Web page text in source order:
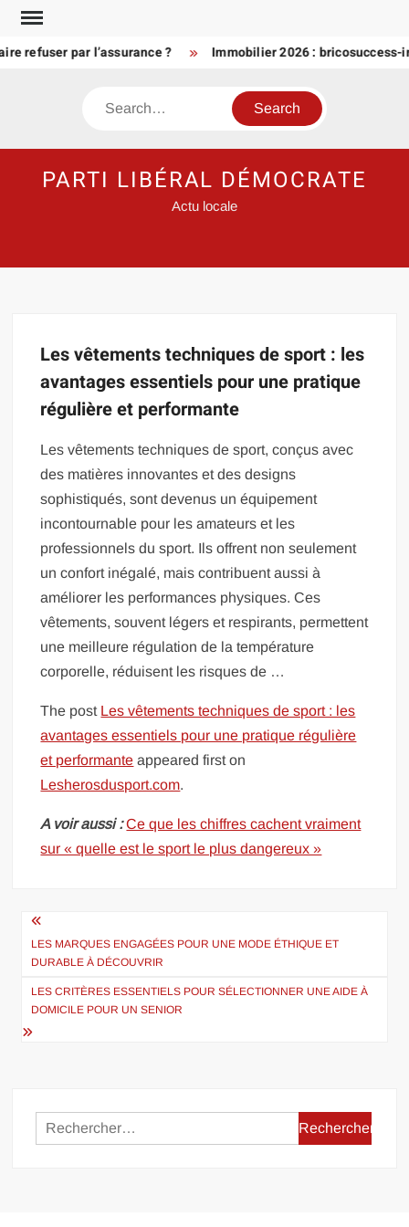
Skip
content
refuser par l’assurance ? Immobilier 2026 :
Search
PARTI LIBÉRAL DÉMOCRATE
Actu locale
Les vêtements techniques de sport : les
avantages essentiels pour une pratique
régulière et performante
Les vêtements techniques de sport, conçus avec
des matières innovantes et des designs
sophistiqués, sont devenus un équipement
incontournable pour les amateurs et les
professionnels du sport. Ils offrent non seulement
un confort inégalé, mais contribuent aussi à
améliorer les performances physiques. Ces
vêtements, souvent légers et respirants, permettent
une meilleure régulation de la température
corporelle, réduisent les risques de …
The post Les vêtements techniques de sport : les
avantages essentiels pour une pratique régulière
et performante appeared first on
Lesherosdusport.com.
A voir aussi : Ce que les chiffres cachent vraiment
sur « quelle est le sport le plus dangereux »
Navigation
de
l’article
LES MARQUES ENGAGÉES POUR UNE MODE ÉTHIQUE ET
DURABLE À DÉCOUVRIR
LES CRITÈRES ESSENTIELS POUR SÉLECTIONNER UNE AIDE À
DOMICILE POUR UN SENIOR
Rechercher :